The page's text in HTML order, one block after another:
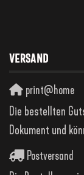
VERSAND
print@home
Die bestellten
Dokument und
Postversand